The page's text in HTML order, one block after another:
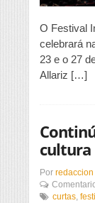
O Festival
celebrará
23 e o 27
Allariz […]
cultura
Por redaccion
curtas,